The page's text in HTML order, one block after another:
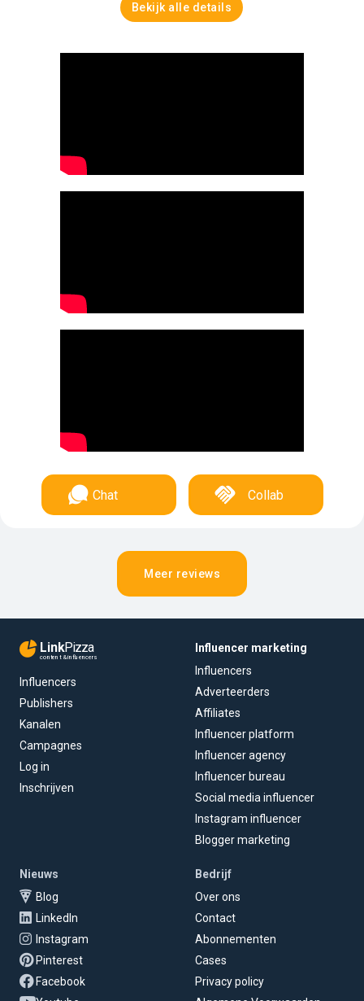
Bekijk alle details
Chat Collab
Meer reviews
LinkPizza
content & influencers
Influencers
Publishers
Kanalen
Campagnes
Log in
Inschrijven
Influencer marketing
Influencers
Adverteerders
Affiliates
Influencer platform
Influencer agency
Influencer bureau
Social media influencer
Instagram influencer
Blogger marketing
Nieuws
Blog
LinkedIn
Instagram
Pinterest
Facebook
Bedrijf
Over ons
Contact
Abonnementen
Cases
Privacy policy